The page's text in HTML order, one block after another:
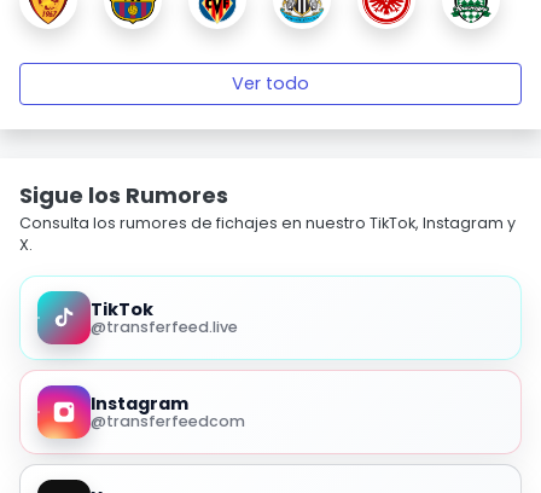
Ver todo
Sigue los Rumores
Consulta los rumores de fichajes en nuestro TikTok, Instagram y
X.
TikTok
@transferfeed.live
Instagram
@transferfeedcom